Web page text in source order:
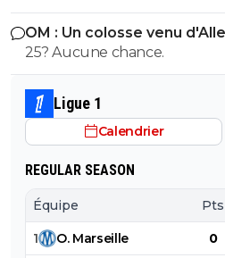
choquer personne ? On galere a mettre 10M de plus sur
Godts tout le monde
normal on veut pas
10M pres. Mais un mec remplacant au Barca dans la derniere
année de son contrat et qui
eux ils otn eu Adeymi pour
la pillule que c'est bien ? et
Kroupi Jr qu'il fallait putain !
OM : Un colosse venu
25? Aucune chance.
Ligue 1
Calendrier
REGULAR SEASON
Équipe Pts
1 O. Marseille 0